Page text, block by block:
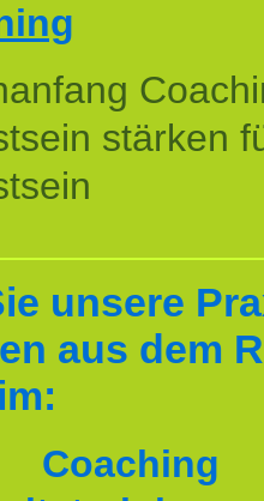
stärken
unsere
aus dem